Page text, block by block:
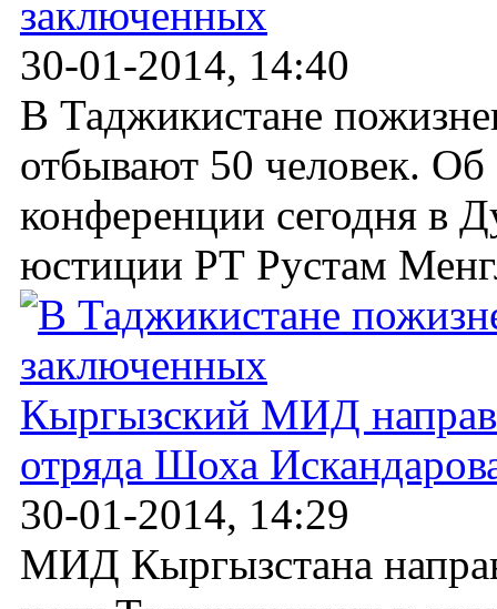
заключенных
30-01-2014, 14:40
В Таджикистане
отбывают 50 человек. Об
конференции сегодня в
юстиции РТ Рустам
Кыргызский МИД
отряда Шоха
30-01-2014, 14:29
МИД Кыргызстана